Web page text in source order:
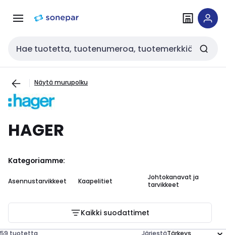
navigointiinsisältöön
Haku
Näytä murupolku
HAGER
Kategoriamme:
Asennustarvikkeet Kaapelitiet
Johtokanavat ja
tarvikkeet
Kaikki suodattimet
59 tuotetta Järjestä